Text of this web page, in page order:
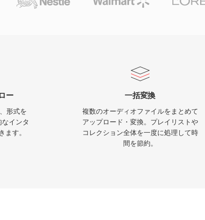
ー
形式を
インタ
ます。
一括変換
複数のオーディオファイルをまとめて
アップロード・変換。プレイリストや
コレクション全体を一度に処理して時
間を節約。